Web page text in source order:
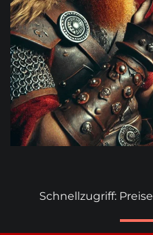
Schnellzugriff: Preise